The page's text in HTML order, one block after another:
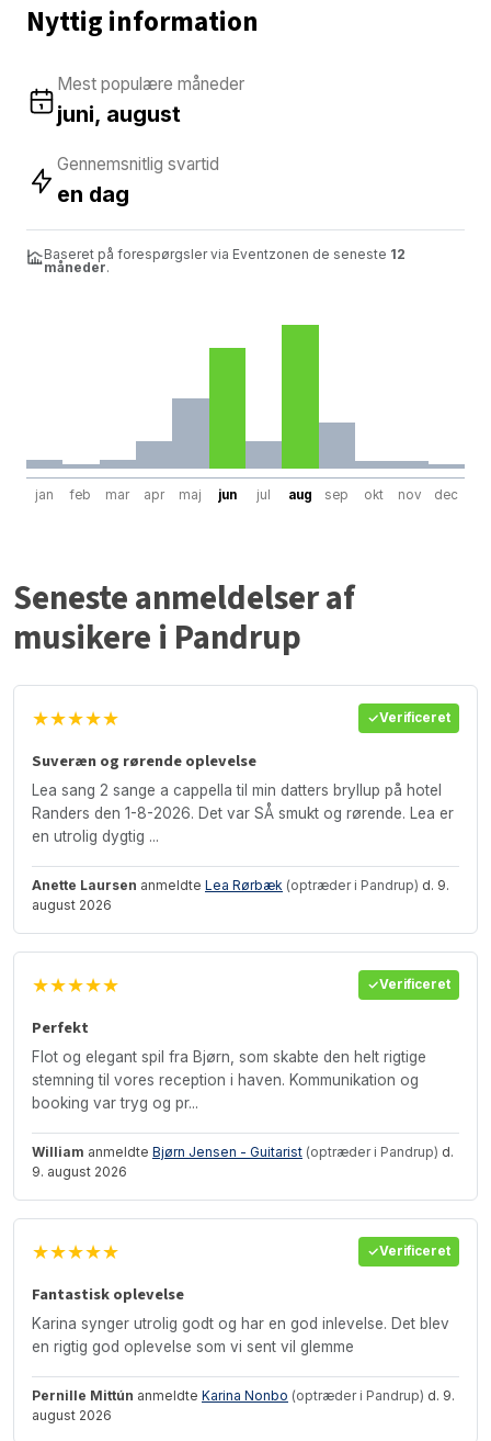
Nyttig information
Mest populære måneder
juni, august
Gennemsnitlig svartid
en dag
Baseret på forespørgsler via Eventzonen de seneste 12
måneder.
jan feb mar apr maj jun jul aug sep okt nov dec
Seneste anmeldelser af
musikere i Pandrup
★★★★★ Verificeret
Suveræn og rørende oplevelse
Lea sang 2 sange a cappella til min datters bryllup på hotel
Randers den 1-8-2026. Det var SÅ smukt og rørende. Lea er
en utrolig dygtig ...
Anette Laursen anmeldte Lea Rørbæk (optræder i Pandrup) d. 9.
august 2026
★★★★★ Verificeret
Perfekt
Flot og elegant spil fra Bjørn, som skabte den helt rigtige
stemning til vores reception i haven. Kommunikation og
booking var tryg og pr...
William anmeldte Bjørn Jensen - Guitarist (optræder i Pandrup) d.
9. august 2026
★★★★★ Verificeret
Fantastisk oplevelse
Karina synger utrolig godt og har en god inlevelse. Det blev
en rigtig god oplevelse som vi sent vil glemme
Pernille Mittún anmeldte Karina Nonbo (optræder i Pandrup) d. 9.
august 2026